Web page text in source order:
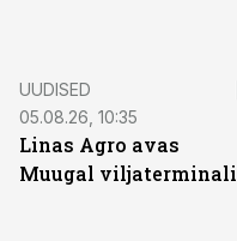
UUDISED
05.08.26, 10:35
Linas Agro avas
Muugal viljaterminali